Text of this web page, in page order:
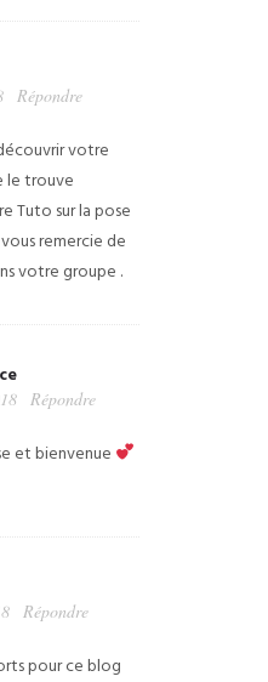
Répondre
votre
le trouve
Tuto sur la pose
remercie de
votre groupe .
Répondre
et bienvenue
Répondre
pour ce blog